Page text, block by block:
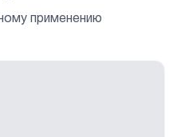
применению